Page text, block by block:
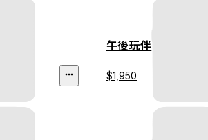
午後玩伴
$1,950